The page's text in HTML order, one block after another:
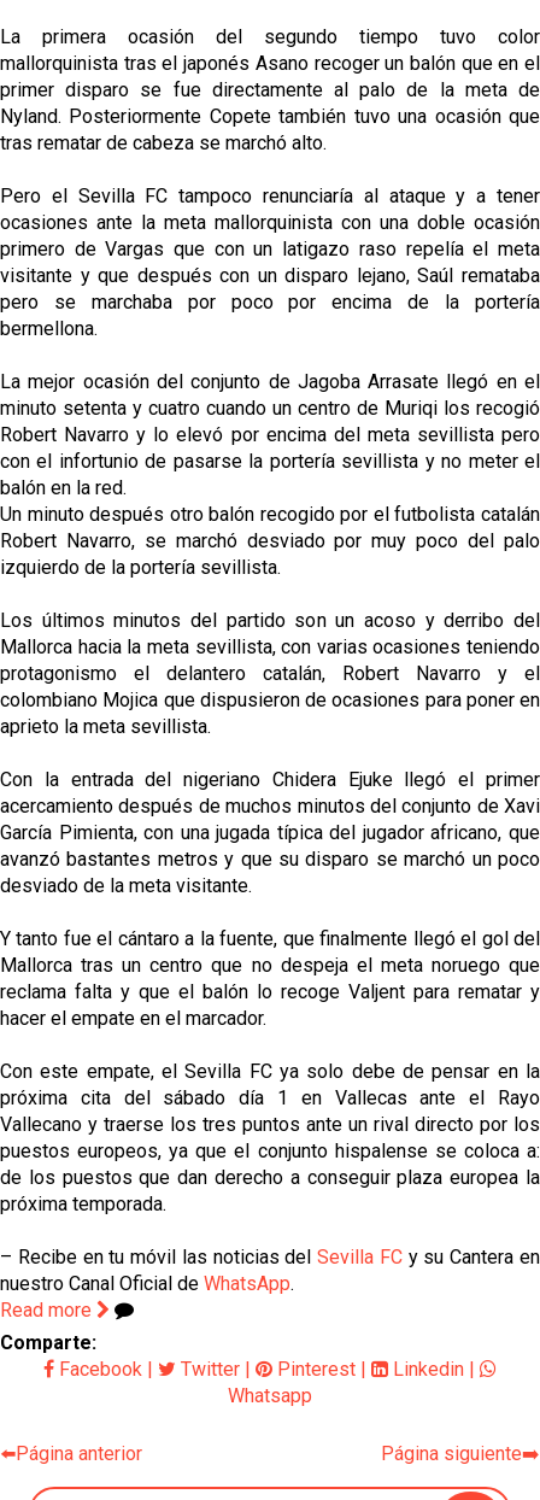
La primera ocasión del segundo tiempo tuvo color
mallorquinista tras el japonés Asano recoger un balón que en el
primer disparo se fue directamente al palo de la meta de
Nyland. Posteriormente Copete también tuvo una ocasión que
tras rematar de cabeza se marchó alto.
Pero el Sevilla FC tampoco renunciaría al ataque y a tener
ocasiones ante la meta mallorquinista con una doble ocasión
primero de Vargas que con un latigazo raso repelía el meta
visitante y que después con un disparo lejano, Saúl remataba
pero se marchaba por poco por encima de la portería
bermellona.
La mejor ocasión del conjunto de Jagoba Arrasate llegó en el
minuto setenta y cuatro cuando un centro de Muriqi los recogió
Robert Navarro y lo elevó por encima del meta sevillista pero
con el infortunio de pasarse la portería sevillista y no meter el
balón en la red.
Un minuto después otro balón recogido por el futbolista catalán
Robert Navarro, se marchó desviado por muy poco del palo
izquierdo de la portería sevillista.
Los últimos minutos del partido son un acoso y derribo del
Mallorca hacia la meta sevillista, con varias ocasiones teniendo
protagonismo el delantero catalán, Robert Navarro y el
colombiano Mojica que dispusieron de ocasiones para poner en
aprieto la meta sevillista.
Con la entrada del nigeriano Chidera Ejuke llegó el primer
acercamiento después de muchos minutos del conjunto de Xavi
García Pimienta, con una jugada típica del jugador africano, que
avanzó bastantes metros y que su disparo se marchó un poco
desviado de la meta visitante.
Y tanto fue el cántaro a la fuente, que finalmente llegó el gol del
Mallorca tras un centro que no despeja el meta noruego que
reclama falta y que el balón lo recoge Valjent para rematar y
hacer el empate en el marcador.
Con este empate, el Sevilla FC ya solo debe de pensar en la
próxima cita del sábado día 1 en Vallecas ante el Rayo
Vallecano y traerse los tres puntos ante un rival directo por los
puestos europeos, ya que el conjunto hispalense se coloca a:
de los puestos que dan derecho a conseguir plaza europea la
próxima temporada.
– Recibe en tu móvil las noticias delSevilla FCy su Cantera en
nuestro Canal Oficial de WhatsApp.
Read more
Comparte:
Facebook | Twitter | Pinterest | Linkedin |
Whatsapp
⬅️Página anterior Página siguiente➡️